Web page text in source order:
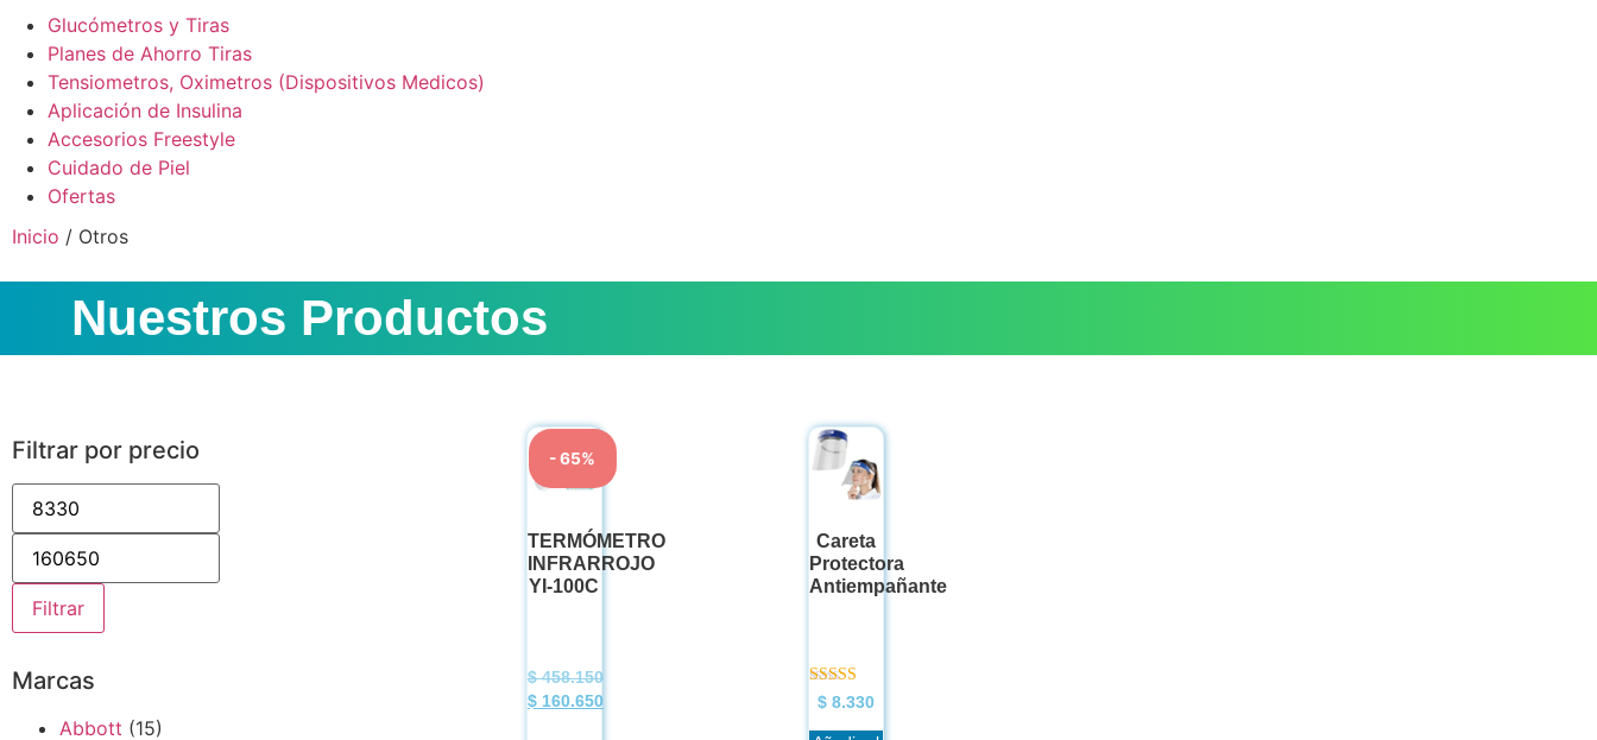
Glucómetros y Tiras
Planes de Ahorro Tiras
Tensiometros, Oximetros (Dispositivos Medicos)
Aplicación de Insulina
Accesorios Freestyle
Cuidado de Piel
Ofertas
Inicio / Otros
Nuestros Productos
Filtrar por precio
Filtrar
Marcas
Abbott (15)
- 65%
TERMÓMETRO
INFRARROJO
YI-100C
$458.150
$160.650
Careta
Protectora
Antiempañante
Valorado en
de 5
$ 8.330